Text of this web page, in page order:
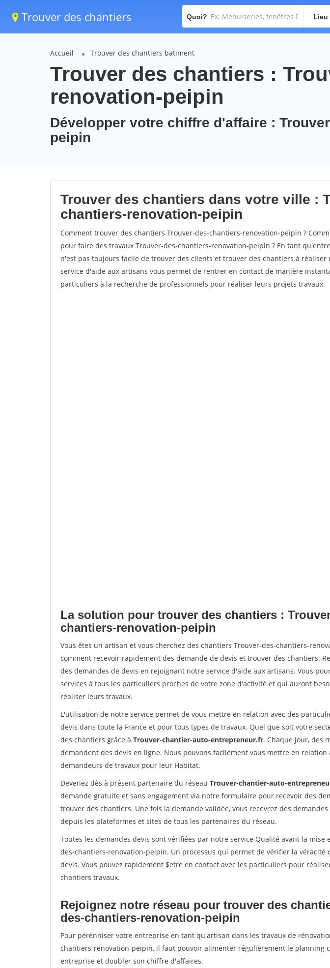
Trouver des chantiers Quoi? Lieu
Accueil Trouver des chantiers batiment
Trouver des chantiers :
renovation-peipin
Développer votre chiffre d'affaire :
peipin
Trouver des chantiers dans votre ville :
chantiers-renovation-peipin
Comment trouver des chantiers Trouver-des-chantiers-renovation-peipin ?
pour faire des travaux Trouver-des-chantiers-renovation-peipin ? En tant
n'est pas toujours facile de trouver des clients et trouver des chantiers à réaliser
service d'aide aux artisans vous permet de rentrer en contact de manière
particuliers à la recherche de professionnels pour réaliser leurs projets travaux.
La solution pour trouver des chantiers :
chantiers-renovation-peipin
Vous êtes un artisan et vous cherchez des chantiers Trouver-des-chantiers-
comment recevoir rapidement des demande de devis et trouver des chantiers.
des demandes de devis en rejoignant notre service d'aide aux artisans. Vous
services à tous les particuliers proches de votre zone d'activité et qui auront
réaliser leurs travaux.
L'utilisation de notre service permet de vous mettre en relation avec des
devis dans toute la France et pour tous types de travaux. Quel que soit votre
des chantiers grâce à Trouver-chantier-auto-entrepreneur.fr. Chaque jour, des
demandent des devis en ligne. Nous pouvons facilement vous mettre en relation
demandeurs de travaux pour leur Habitat.
Devenez dès à présent partenaire du réseau Trouver-chantier-auto-
demande gratuite et sans engagement via notre formulaire pour recevoir des
trouver des chantiers. Une fois la demande validée, vous recevrez des
depuis les plateformes et sites de tous les partenaires du réseau.
Toutes les demandes devis sont vérifiées par notre service Qualité avant la mise
des-chantiers-renovation-peipin. Un processus qui permet de vérifier la véracité
devis. Vous pouvez rapidement $etre en contact avec les particuliers pour
chantiers travaux.
Rejoignez notre réseau pour trouver des
des-chantiers-renovation-peipin
Pour pérénniser votre entreprise en tant qu'artisan dans les travaux de
chantiers-renovation-peipin, il faut pouvoir alimenter régulièrement le planning
entreprise et doubler son chiffre d'affaires.